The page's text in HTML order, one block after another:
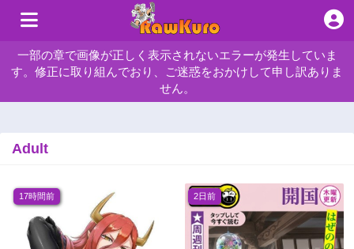
一部の章で画像が正しく表示されないエラーが発生していま
す。修正に取り組んでおり、ご迷惑をおかけして申し訳ありま
せん。
Adult
17時間前 2日前